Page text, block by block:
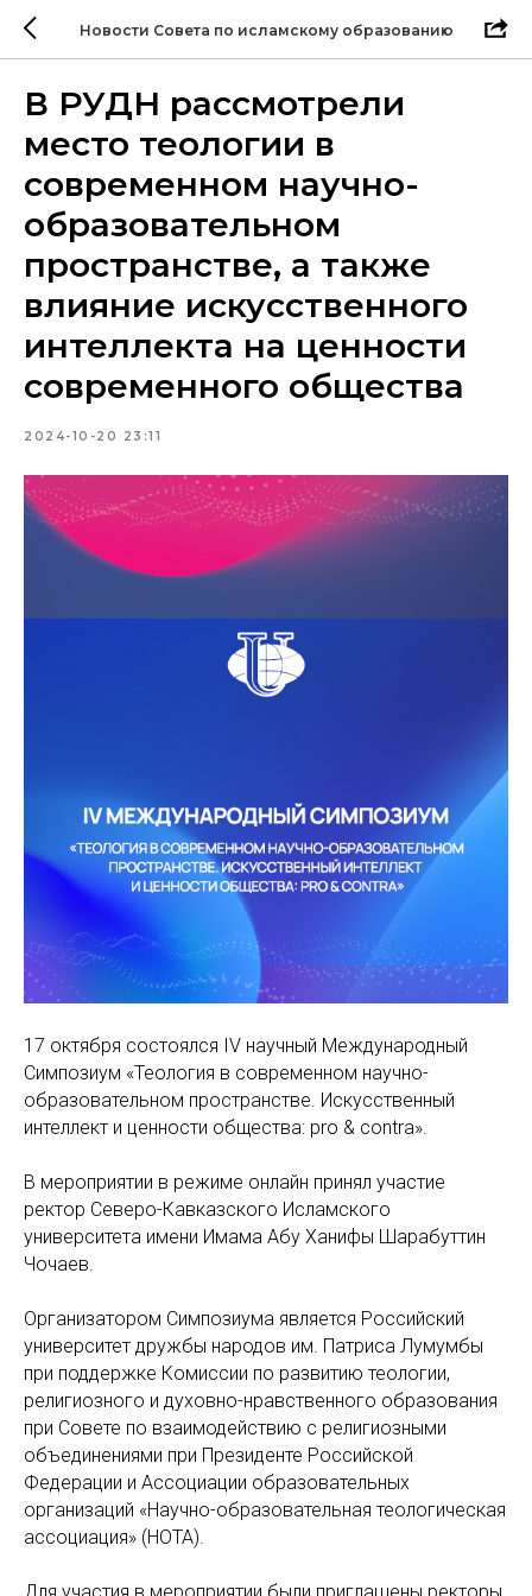
Новости Совета по исламскому образованию
В РУДН рассмотрели
место теологии в
современном научно-
образовательном
пространстве, а также
влияние искусственного
интеллекта на ценности
современного общества
2024-10-20 23:11
17 октября состоялся IV научный Международный
Симпозиум «Теология в современном научно-
образовательном пространстве. Искусственный
интеллект и ценности общества: pro & contra».
В мероприятии в режиме онлайн принял участие
ректор Северо-Кавказского Исламского
университета имени Имама Абу Ханифы Шарабуттин
Чочаев.
Организатором Симпозиума является Российский
университет дружбы народов им. Патриса Лумумбы
при поддержке Комиссии по развитию теологии,
религиозного и духовно-нравственного образования
при Совете по взаимодействию с религиозными
объединениями при Президенте Российской
Федерации и Ассоциации образовательных
организаций «Научно-образовательная теологическая
ассоциация» (НОТА).